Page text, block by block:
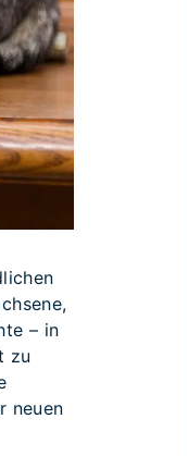
– in
zu
neuen